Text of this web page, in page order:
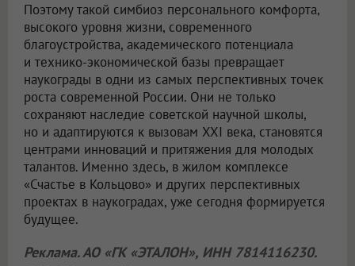
Поэтому такой симбиоз персонального комфорта,
высокого уровня жизни, современного
благоустройства, академического потенциала
и технико-экономической базы превращает
наукограды в одни из самых перспективных точек
роста современной России. Они не только
сохраняют наследие советской научной школы,
но и адаптируются к вызовам XXI века, становятся
центрами инноваций и притяжения для молодых
талантов. Именно здесь, в жилом комплексе
«Счастье в Кольцово» и других перспективных
проектах в наукоградах, уже сегодня формируется
будущее.
Реклама. АО «ГК «ЭТАЛОН», ИНН 7814116230.